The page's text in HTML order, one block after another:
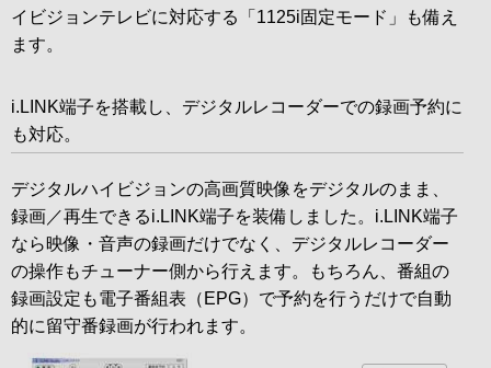
イビジョンテレビに対応する「1125i固定モード」も備え
ます。
i.LINK端子を搭載し、デジタルレコーダーでの録画予約に
も対応。
デジタルハイビジョンの高画質映像をデジタルのまま、
録画／再生できるi.LINK端子を装備しました。i.LINK端子
なら映像・音声の録画だけでなく、デジタルレコーダー
の操作もチューナー側から行えます。もちろん、番組の
録画設定も電子番組表（EPG）で予約を行うだけで自動
的に留守番録画が行われます。